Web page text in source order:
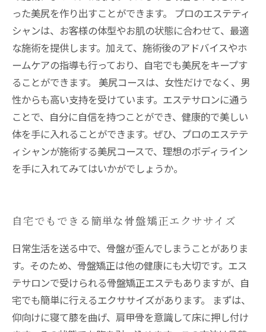
った美尻を作り出すことができます。 プロのエステティ
シャンは、お客様の体型やお肌の状態に合わせて、最適
な施術を提供します。加えて、施術後のアドバイスやホ
ームケアの指導も行っており、自宅でも美尻をキープす
ることができます。 美尻コースは、女性だけでなく、男
性からも高い支持を受けています。エステサロンに通う
ことで、自分に自信を持つことができ、健康的で美しい
体を手に入れることができます。ぜひ、プロのエステテ
ィシャンが施術する美尻コースで、理想のボディライン
を手に入れてみてはいかがでしょうか。
自宅でもできる簡単な骨盤矯正エクササイズ
日常生活を送る中で、骨盤が歪んでしまうことがありま
す。そのため、骨盤矯正は他の健康にも大切です。エス
テサロンで受けられる骨盤矯正エステもありますが、自
宅でも簡単に行えるエクササイズがあります。 まずは、
仰向けに寝て膝を曲げ、肩甲骨を意識して床に押し付け